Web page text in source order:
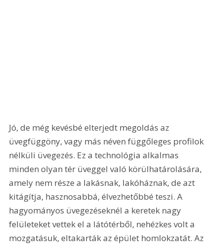
Jó, de még kevésbé elterjedt megoldás az
üvegfüggöny, vagy más néven függőleges profilok
nélküli üvegezés. Ez a technológia alkalmas
minden olyan tér üveggel való körülhatárolására,
amely nem része a lakásnak, lakóháznak, de azt
kitágítja, hasznosabbá, élvezhetőbbé teszi. A
hagyományos üvegezéseknél a keretek nagy
felületeket vettek el a látótérből, nehézkes volt a
mozgatásuk, eltakarták az épület homlokzatát. Az